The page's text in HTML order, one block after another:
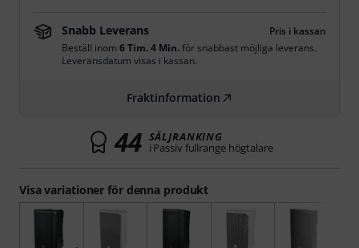
Visa variationer för denna produkt
Snabb Leverans
Pris i kassan
Beställ inom 6 Tim. 4 Min.för snabbast möjliga leverans.
Leveransdatum visas i kassan.
Fraktinformation
44 SÄLJRANKING
i Passiv fullrange högtalare